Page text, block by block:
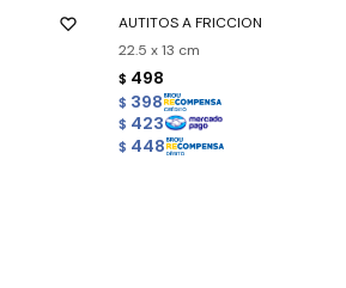
AUTITOS A FRICCION
22.5 x 13 cm
$ 498
$ 398
$ 423
$ 448